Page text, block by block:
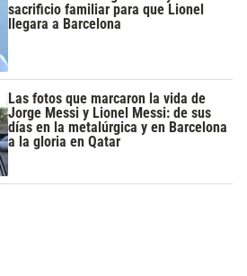
sacrificio familiar para que Lionel
llegara a Barcelona
Las fotos que marcaron la vida de
Jorge Messi y Lionel Messi: de sus
días en la metalúrgica y en Barcelona
a la gloria en Qatar